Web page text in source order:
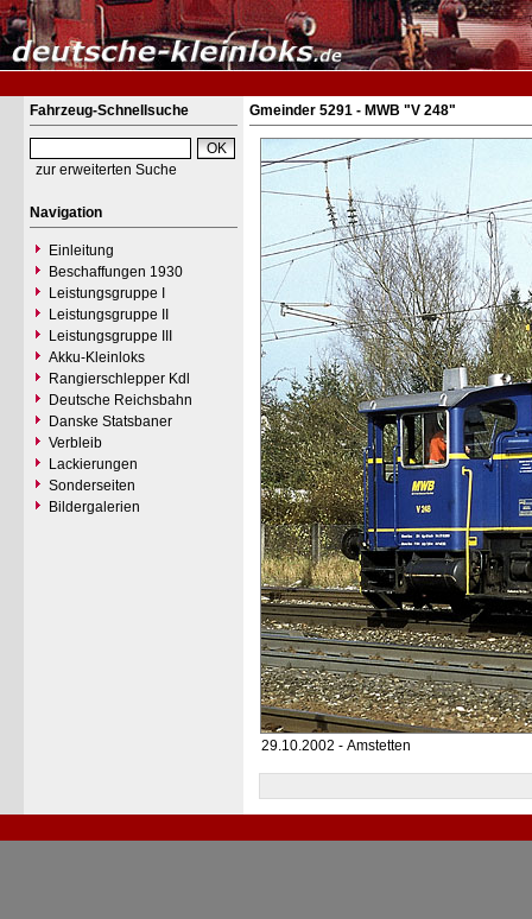
Fahrzeug-Schnellsuche
zur erweiterten Suche
Navigation
Einleitung
Beschaffungen 1930
Leistungsgruppe I
Leistungsgruppe II
Leistungsgruppe III
Akku-Kleinloks
Rangierschlepper Kdl
Deutsche Reichsbahn
Danske Statsbaner
Verbleib
Lackierungen
Sonderseiten
Bildergalerien
Gmeinder 5291 - MWB "V 248"
29.10.2002 - Amstetten